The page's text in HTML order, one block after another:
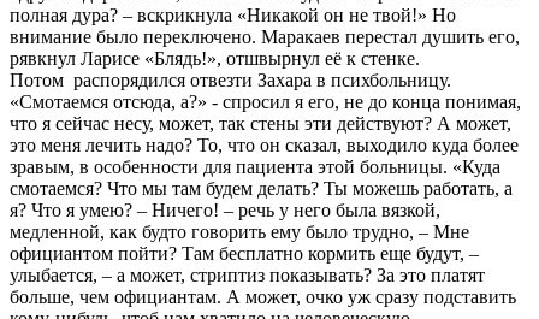
полная дура? – вскрикнула «Никакой он не твой!» Но
внимание было переключено. Маракаев перестал душить его,
рявкнул Ларисе «Блядь!», отшвырнул её к стенке.
Потом распорядился отвезти Захара в психбольницу.
«Смотаемся отсюда, а?» - спросил я его, не до конца понимая,
что я сейчас несу, может, так стены эти действуют? А может,
это меня лечить надо? То, что он сказал, выходило куда более
зравым, в особенности для пациента этой больницы. «Куда
смотаемся? Что мы там будем делать? Ты можешь работать, а
я? Что я умею? – Ничего! – речь у него была вязкой,
медленной, как будто говорить ему было трудно, – Мне
официантом пойти? Там бесплатно кормить еще будут, –
улыбается, – а может, стриптиз показывать? За это платят
больше, чем официантам. А может, очко уж сразу подставить